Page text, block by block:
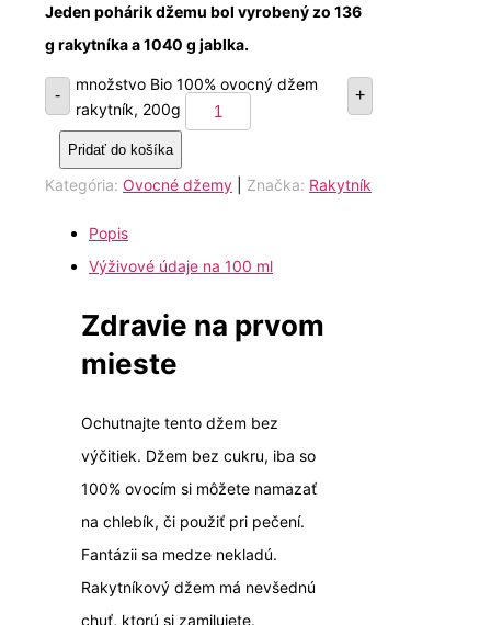
Jeden pohárik džemu bol vyrobený zo 136
g rakytníka a 1040 g jablka.
-
množstvo Bio 100% ovocný džem
rakytník, 200g
+
Pridať do košíka
Kategória: Ovocné džemy Značka: Rakytník
Popis
Výživové údaje na 100 ml
Zdravie na prvom
mieste
Ochutnajte tento džem bez
výčitiek. Džem bez cukru, iba so
100% ovocím si môžete namazať
na chlebík, či použiť pri pečení.
Fantázii sa medze nekladú.
Rakytníkový džem má nevšednú
chuť, ktorú si zamilujete.